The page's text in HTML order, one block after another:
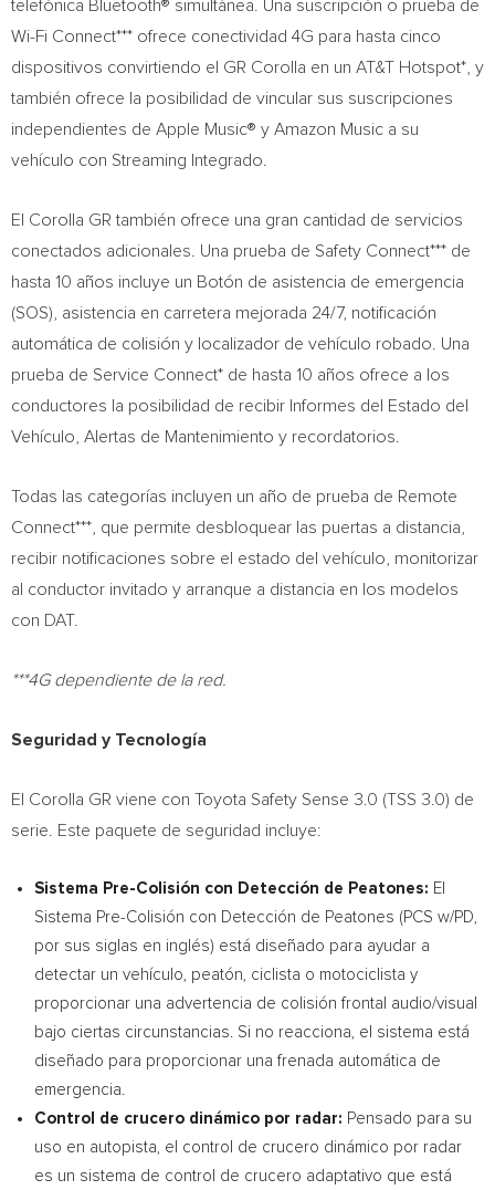
telefónica Bluetooth® simultánea. Una suscripción o prueba de
Wi-Fi Connect*** ofrece conectividad 4G para hasta cinco
dispositivos convirtiendo el GR Corolla en un AT&T Hotspot*, y
también ofrece la posibilidad de vincular sus suscripciones
independientes de Apple Music® y Amazon Music a su
vehículo con Streaming Integrado.
El Corolla GR también ofrece una gran cantidad de servicios
conectados adicionales. Una prueba de Safety Connect*** de
hasta 10 años incluye un Botón de asistencia de emergencia
(SOS), asistencia en carretera mejorada 24/7, notificación
automática de colisión y localizador de vehículo robado. Una
prueba de Service Connect* de hasta 10 años ofrece a los
conductores la posibilidad de recibir Informes del Estado del
Vehículo, Alertas de Mantenimiento y recordatorios.
Todas las categorías incluyen un año de prueba de Remote
Connect***, que permite desbloquear las puertas a distancia,
recibir notificaciones sobre el estado del vehículo, monitorizar
al conductor invitado y arranque a distancia en los modelos
con DAT.
***4G dependiente de la red.
Seguridad y Tecnología
El Corolla GR viene con Toyota Safety Sense 3.0 (TSS 3.0) de
serie. Este paquete de seguridad incluye:
Sistema Pre-Colisión con Detección de Peatones: El
Sistema Pre-Colisión con Detección de Peatones (PCS w/PD,
por sus siglas en inglés) está diseñado para ayudar a
detectar un vehículo, peatón, ciclista o motociclista y
proporcionar una advertencia de colisión frontal audio/visual
bajo ciertas circunstancias. Si no reacciona, el sistema está
diseñado para proporcionar una frenada automática de
emergencia.
Control de crucero dinámico por radar: Pensado para su
uso en autopista, el control de crucero dinámico por radar
es un sistema de control de crucero adaptativo que está